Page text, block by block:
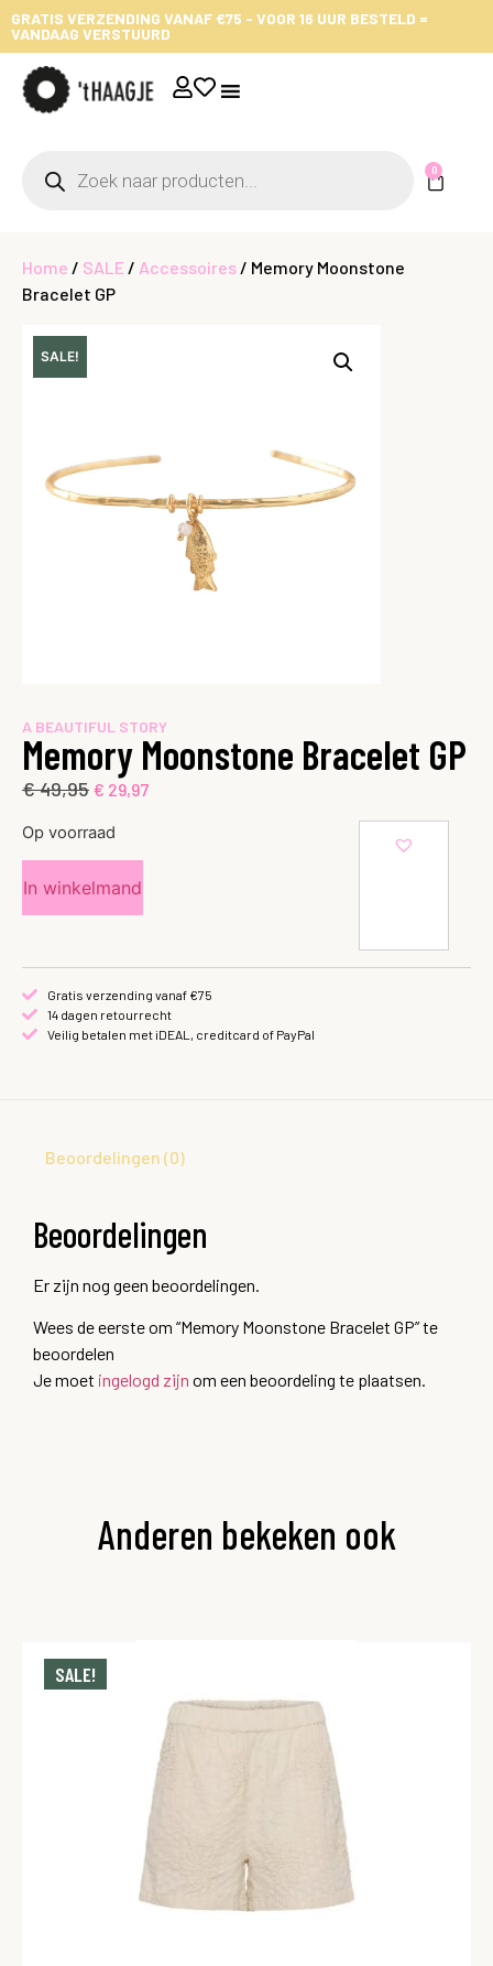
GRATIS VERZENDING VANAF €75 - VOOR 16 UUR BESTELD =
VANDAAG VERSTUURD
0
Home / SALE / Accessoires / Memory Moonstone
Bracelet GP
A BEAUTIFUL STORY
Memory Moonstone Bracelet GP
€49,95 € 29,97
Op voorraad
In winkelmand
Gratis verzending vanaf €75
14 dagen retourrecht
Veilig betalen met iDEAL, creditcard of PayPal
Beoordelingen (0)
Beoordelingen
Er zijn nog geen beoordelingen.
Wees de eerste om “Memory Moonstone Bracelet GP” te
beoordelen
Je moet ingelogd zijn om een beoordeling te plaatsen.
Anderen bekeken ook
SALE!